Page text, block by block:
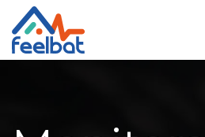
Passa al contenuto